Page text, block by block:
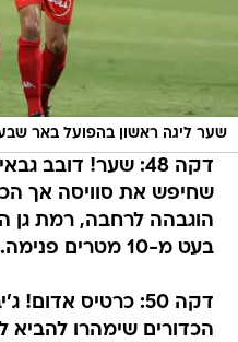
שער ליגה ראשון בהפועל באר שבע.
דקה 48: שער! דובב
שחיפש את סוויסה אך
הוגבהה לרחבה, רמת גן
בעט מ-10 מטרים פנימה. 1:2 לבאר שבע.
דקה 50: כרטיס
הכדורים שימהרו להביא